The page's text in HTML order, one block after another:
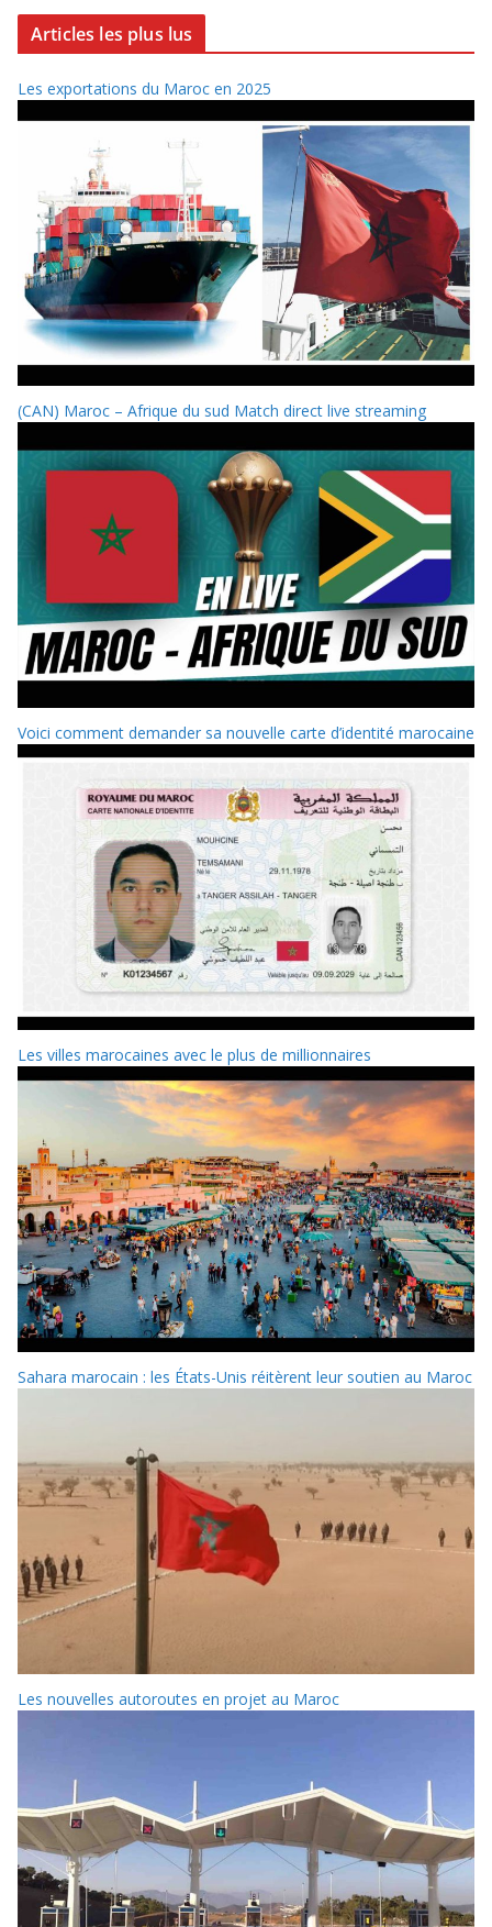
Articles les plus lus
Les exportations du Maroc en 2025
(CAN) Maroc – Afrique du sud Match direct live streaming
Voici comment demander sa nouvelle carte d’identité marocaine
Les villes marocaines avec le plus de millionnaires
Sahara marocain : les États-Unis réitèrent leur soutien au Maroc
Les nouvelles autoroutes en projet au Maroc